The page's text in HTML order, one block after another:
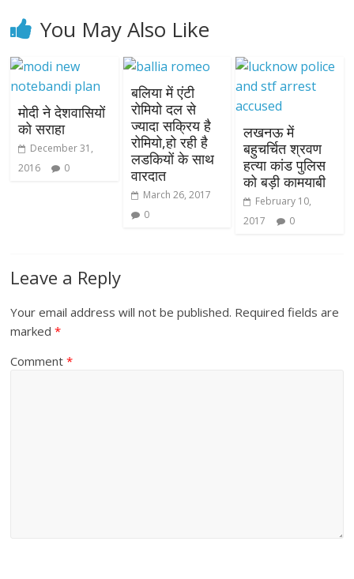
You May Also Like
मोदी ने देशवासियों
को सराहा
December 31,
2016
0
बलिया में एंटी
रोमियो दल से
ज्यादा सक्रिय है
रोमियो,हो रही है
लडकियों के साथ
वारदात
March 26, 2017
0
लखनऊ में
बहुचर्चित श्रवण
हत्या कांड पुलिस
को बड़ी कामयाबी
February 10,
2017
0
Leave a Reply
Your email address will not be published. Required fields are
marked*
Comment*